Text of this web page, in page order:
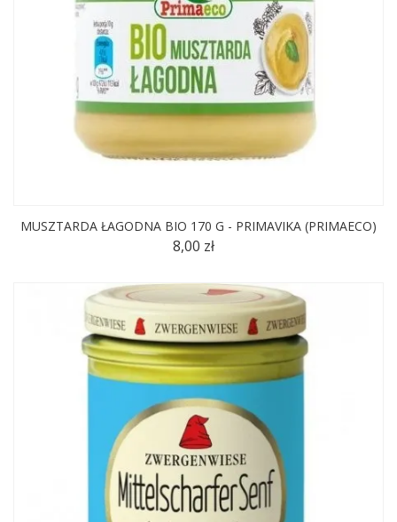
MUSZTARDA ŁAGODNA BIO 170 G - PRIMAVIKA (PRIMAECO)
8,00 zł